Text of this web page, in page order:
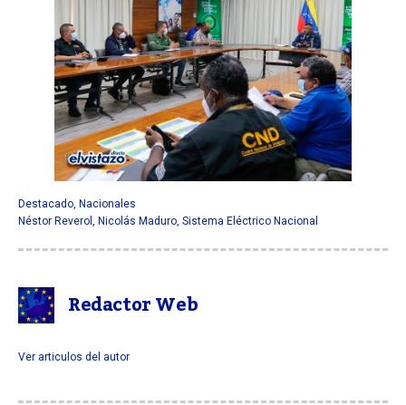
Destacado, Nacionales
Néstor Reverol , Nicolás Maduro, Sistema Eléctrico Nacional
Redactor Web
Ver articulos del autor